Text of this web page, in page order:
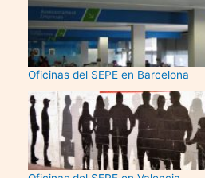
Oficinas del SEPE en Barcelona